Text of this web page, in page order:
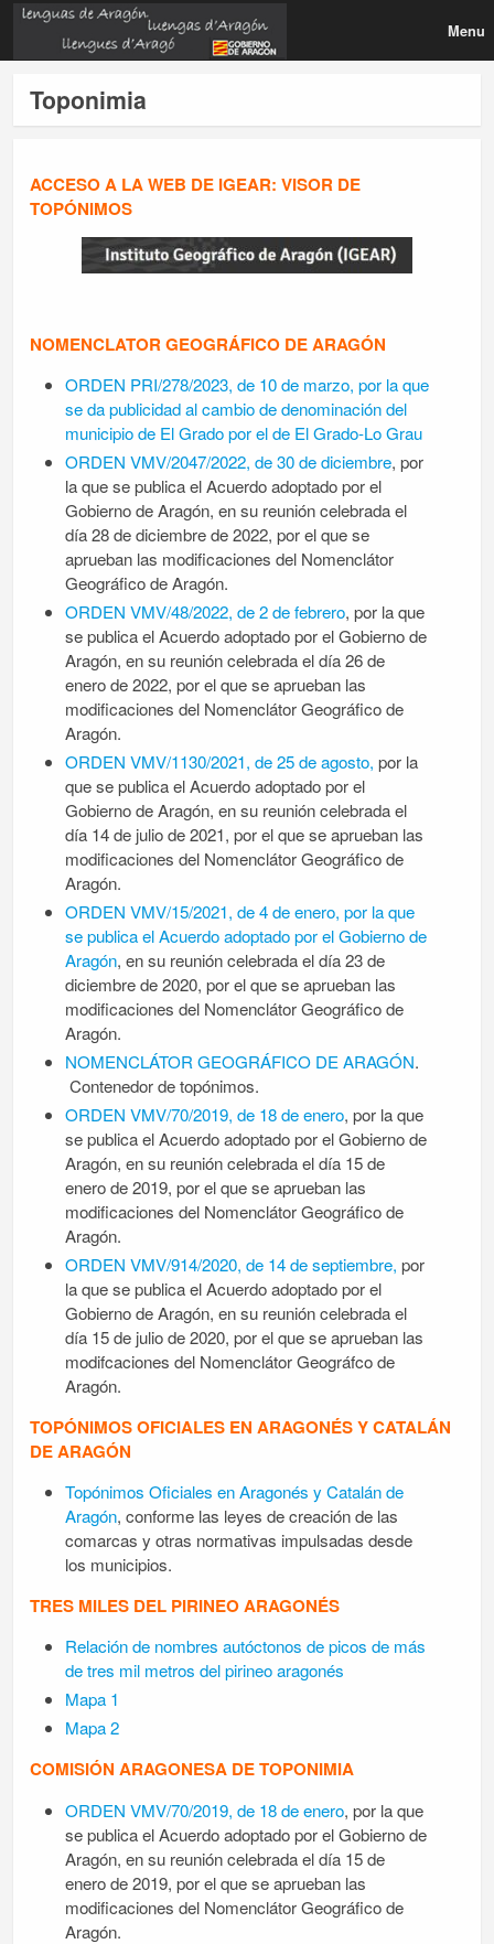
Menu
Toponimia
ACCESO A LA WEB DE IGEAR: VISOR DE
TOPÓNIMOS
NOMENCLATOR GEOGRÁFICO DE ARAGÓN
ORDEN PRI/278/2023, de 10 de marzo, por la que
se da publicidad al cambio de denominación del
municipio de El Grado por el de El Grado-Lo Grau
ORDEN VMV/2047/2022, de 30 de diciembre, por
la que se publica el Acuerdo adoptado por el
Gobierno de Aragón, en su reunión celebrada el
día 28 de diciembre de 2022, por el que se
aprueban las modificaciones del Nomenclátor
Geográfico de Aragón.
ORDEN VMV/48/2022, de 2 de febrero, por la que
se publica el Acuerdo adoptado por el Gobierno de
Aragón, en su reunión celebrada el día 26 de
enero de 2022, por el que se aprueban las
modificaciones del Nomenclátor Geográfico de
Aragón.
ORDEN VMV/1130/2021, de 25 de agosto, por la
que se publica el Acuerdo adoptado por el
Gobierno de Aragón, en su reunión celebrada el
día 14 de julio de 2021, por el que se aprueban las
modificaciones del Nomenclátor Geográfico de
Aragón.
ORDEN VMV/15/2021, de 4 de enero, por la que
se publica el Acuerdo adoptado por el Gobierno de
Aragón, en su reunión celebrada el día 23 de
diciembre de 2020, por el que se aprueban las
modificaciones del Nomenclátor Geográfico de
Aragón.
NOMENCLÁTOR GEOGRÁFICO DE ARAGÓN.
Contenedor de topónimos.
ORDEN VMV/70/2019, de 18 de enero, por la que
se publica el Acuerdo adoptado por el Gobierno de
Aragón, en su reunión celebrada el día 15 de
enero de 2019, por el que se aprueban las
modificaciones del Nomenclátor Geográfico de
Aragón.
ORDEN VMV/914/2020, de 14 de septiembre, por
la que se publica el Acuerdo adoptado por el
Gobierno de Aragón, en su reunión celebrada el
día 15 de julio de 2020, por el que se aprueban las
modifcaciones del Nomenclátor Geográfco de
Aragón.
TOPÓNIMOS OFICIALES EN ARAGONÉS Y CATALÁN
DE ARAGÓN
Topónimos Oficiales en Aragonés y Catalán de
Aragón, conforme las leyes de creación de las
comarcas y otras normativas impulsadas desde
los municipios.
TRES MILES DEL PIRINEO ARAGONÉS
Relación de nombres autóctonos de picos de más
de tres mil metros del pirineo aragonés
Mapa 1
Mapa 2
COMISIÓN ARAGONESA DE TOPONIMIA
ORDEN VMV/70/2019, de 18 de enero, por la que
se publica el Acuerdo adoptado por el Gobierno de
Aragón, en su reunión celebrada el día 15 de
enero de 2019, por el que se aprueban las
modificaciones del Nomenclátor Geográfico de
Aragón.